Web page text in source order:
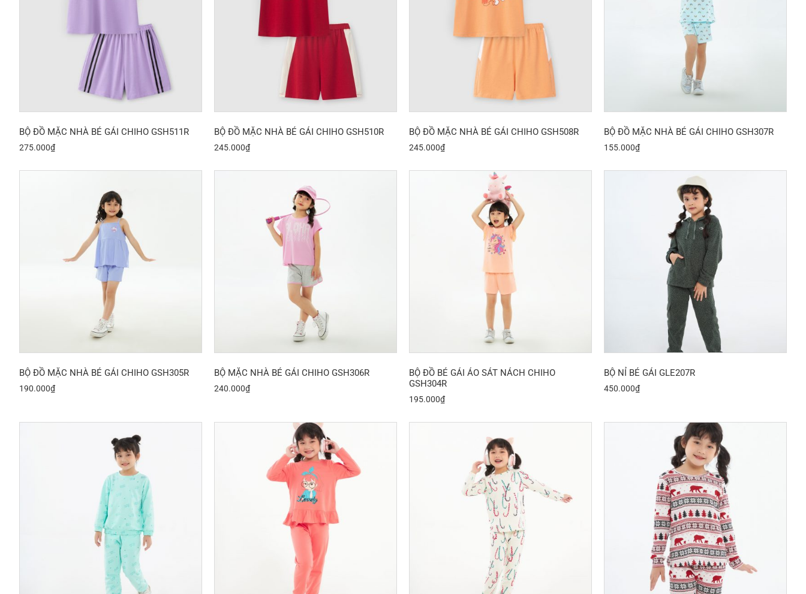
BỘ ĐỒ MẶC NHÀ BÉ GÁI CHIHO GSH511R
275.000₫
BỘ ĐỒ MẶC NHÀ BÉ GÁI CHIHO GSH510R
245.000₫
BỘ ĐỒ MẶC NHÀ BÉ GÁI CHIHO GSH508R
245.000₫
BỘ ĐỒ MẶC NHÀ BÉ GÁI CHIHO GSH307R
155.000₫
BỘ ĐỒ MẶC NHÀ BÉ GÁI CHIHO GSH305R
190.000₫
BỘ MẶC NHÀ BÉ GÁI CHIHO GSH306R
240.000₫
BỘ ĐỒ BÉ GÁI ÁO SÁT NÁCH CHIHO
GSH304R
195.000₫
BỘ NỈ BÉ GÁI GLE207R
450.000₫